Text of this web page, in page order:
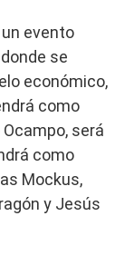
evento
se
económico,
como
será
como
Mockus,
y Jesús